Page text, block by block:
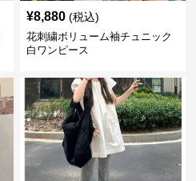
¥8,880 (税込)
花刺繍ボリューム袖チュニック
白ワンピース